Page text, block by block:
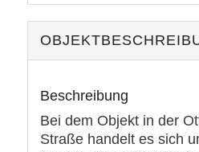
Beschreibung
Bei dem Objekt in der
Straße handelt es sich